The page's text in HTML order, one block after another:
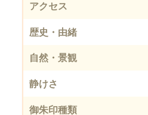
アクセス
歴史・由緒
自然・景観
静けさ
御朱印種類